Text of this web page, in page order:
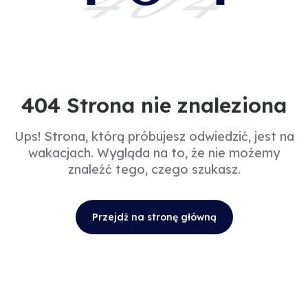
404 Strona nie znaleziona
Ups! Strona, którą próbujesz odwiedzić, jest na
wakacjach. Wygląda na to, że nie możemy
znaleźć tego, czego szukasz.
Przejdź na stronę główną